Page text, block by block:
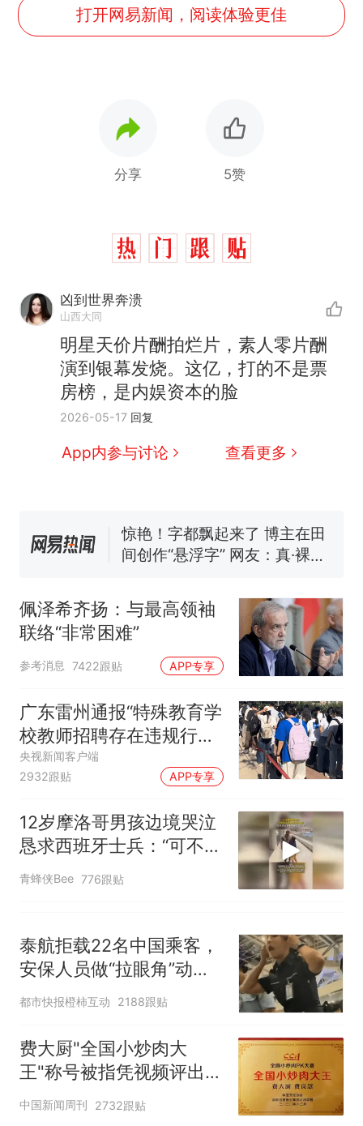
打开网易新闻，阅读体验更佳
分享 5赞
凶到世界奔溃
山西大同
明星天价片酬拍烂片，素人零片酬
演到银幕发烧。这亿，打的不是票
房榜，是内娱资本的脸
2026-05-17 回复
App内参与讨论 查看更多
似南京大学数院院长辞职信流
传，院方回应：喻良教授已卸
任院长一职，不清楚辞职信来
源；曾用手绘图做头像
新 费大厨“全国小炒肉大王”称
号，仅凭视频评出？中国烹饪
协会回应
男子上山采菌偶然发现鸡枞菌
窝，原地守1天等它长大：挖了
140多朵
美国渔民钓获鲨鱼徒手将其拽
惊艳！字都飘起来了 博主在田
间创作“悬浮字” 网友：真·裸眼
似南京大学数院院长辞职信流
传，院方回应：喻良教授已卸
任院长一职，不清楚辞职信来
源；曾用手绘图做头像
佩泽希齐扬：与最高领袖
联络“非常困难”
参考消息 7422跟贴 APP专享
广东雷州通报“特殊教育学
校教师招聘存在违规行
为”：已启动问责程序 副
校长被停职
央视新闻客户端
2932跟贴
APP专享
12岁摩洛哥男孩边境哭泣
恳求西班牙士兵：“可不可
以不要把我遣返回国”
青蜂侠Bee 776跟贴
泰航拒载22名中国乘客，
安保人员做“拉眼角”动
作，泰国机场最新回应：
出；亲历者：曾承诺免费
改签但没兑现
都市快报橙柿互动 2188跟贴
费大厨"全国小炒肉大
王"称号被指凭视频评出
官方回应
中国新闻周刊 2732跟贴